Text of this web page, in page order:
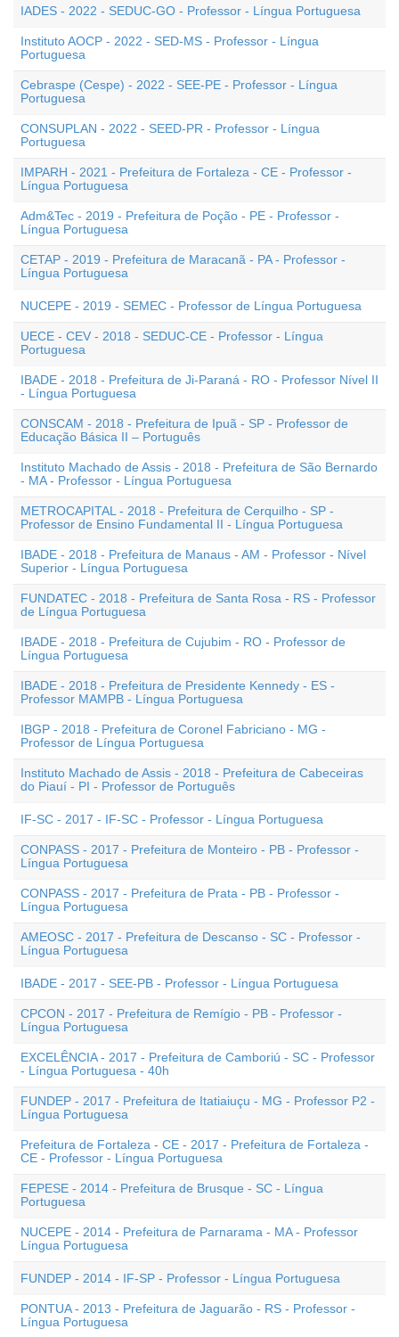
IADES - 2022 - SEDUC-GO - Professor - Língua Portuguesa
Instituto AOCP - 2022 - SED-MS - Professor - Língua
Portuguesa
Cebraspe (Cespe) - 2022 - SEE-PE - Professor - Língua
Portuguesa
CONSUPLAN - 2022 - SEED-PR - Professor - Língua
Portuguesa
IMPARH - 2021 - Prefeitura de Fortaleza - CE - Professor -
Língua Portuguesa
Adm&Tec - 2019 - Prefeitura de Poção - PE - Professor -
Língua Portuguesa
CETAP - 2019 - Prefeitura de Maracanã - PA - Professor -
Língua Portuguesa
NUCEPE - 2019 - SEMEC - Professor de Língua Portuguesa
UECE - CEV - 2018 - SEDUC-CE - Professor - Língua
Portuguesa
IBADE - 2018 - Prefeitura de Ji-Paraná - RO - Professor Nível II
- Língua Portuguesa
CONSCAM - 2018 - Prefeitura de Ipuã - SP - Professor de
Educação Básica II – Português
Instituto Machado de Assis - 2018 - Prefeitura de São Bernardo
- MA - Professor - Língua Portuguesa
METROCAPITAL - 2018 - Prefeitura de Cerquilho - SP -
Professor de Ensino Fundamental II - Língua Portuguesa
IBADE - 2018 - Prefeitura de Manaus - AM - Professor - Nível
Superior - Língua Portuguesa
FUNDATEC - 2018 - Prefeitura de Santa Rosa - RS - Professor
de Língua Portuguesa
IBADE - 2018 - Prefeitura de Cujubim - RO - Professor de
Língua Portuguesa
IBADE - 2018 - Prefeitura de Presidente Kennedy - ES -
Professor MAMPB - Língua Portuguesa
IBGP - 2018 - Prefeitura de Coronel Fabriciano - MG -
Professor de Língua Portuguesa
Instituto Machado de Assis - 2018 - Prefeitura de Cabeceiras
do Piauí - PI - Professor de Português
IF-SC - 2017 - IF-SC - Professor - Língua Portuguesa
CONPASS - 2017 - Prefeitura de Monteiro - PB - Professor -
Língua Portuguesa
CONPASS - 2017 - Prefeitura de Prata - PB - Professor -
Língua Portuguesa
AMEOSC - 2017 - Prefeitura de Descanso - SC - Professor -
Língua Portuguesa
IBADE - 2017 - SEE-PB - Professor - Língua Portuguesa
CPCON - 2017 - Prefeitura de Remígio - PB - Professor -
Língua Portuguesa
EXCELÊNCIA - 2017 - Prefeitura de Camboriú - SC - Professor
- Língua Portuguesa - 40h
FUNDEP - 2017 - Prefeitura de Itatiaiuçu - MG - Professor P2 -
Língua Portuguesa
Prefeitura de Fortaleza - CE - 2017 - Prefeitura de Fortaleza -
CE - Professor - Língua Portuguesa
FEPESE - 2014 - Prefeitura de Brusque - SC - Língua
Portuguesa
NUCEPE - 2014 - Prefeitura de Parnarama - MA - Professor
Língua Portuguesa
FUNDEP - 2014 - IF-SP - Professor - Língua Portuguesa
PONTUA - 2013 - Prefeitura de Jaguarão - RS - Professor -
Língua Portuguesa